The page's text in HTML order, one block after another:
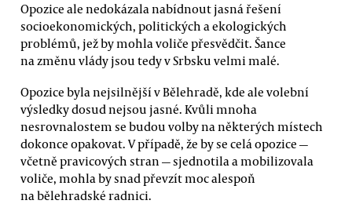
Opozice ale nedokázala nabídnout jasná řešení
socioekonomických, politických a ekologických
problémů, jež by mohla voliče přesvědčit. Šance
na změnu vlády jsou tedy v Srbsku velmi malé.
Opozice byla nejsilnější v Bělehradě, kde ale volební
výsledky dosud nejsou jasné. Kvůli mnoha
nesrovnalostem se budou volby na některých místech
dokonce opakovat. V případě, že by se celá opozice —
včetně pravicových stran — sjednotila a mobilizovala
voliče, mohla by snad převzít moc alespoň
na bělehradské radnici.